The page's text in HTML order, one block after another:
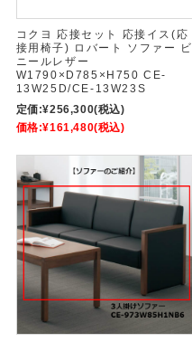
コクヨ 応接セット 応接イス(応
接用椅子) ロバート ソファー ビ
ニールレザー
W1790×D785×H750 CE-
13W25D/CE-13W23S
定価:¥256,300(税込)
価格:¥161,480(税込)